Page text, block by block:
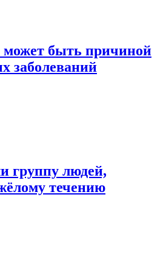
быть причиной
заболеваний
группу людей,
течению